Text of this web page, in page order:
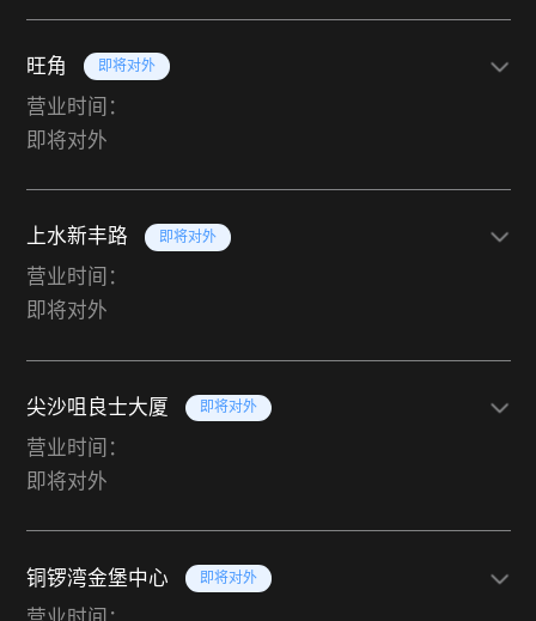
旺角 即将对外
营业时间：
即将对外
上水新丰路 即将对外
营业时间：
即将对外
尖沙咀良士大厦 即将对外
营业时间：
即将对外
铜锣湾金堡中心 即将对外